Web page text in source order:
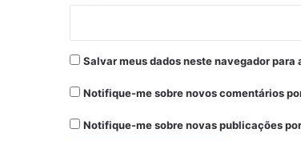
Salvar meus dados neste navegador para
Notifique-me sobre novos comentários
Notifique-me sobre novas publicações